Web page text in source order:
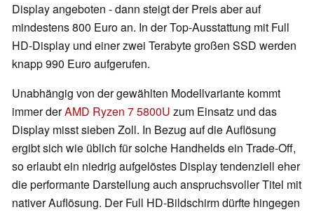
Display angeboten - dann steigt der Preis aber auf
mindestens 800 Euro an. In der Top-Ausstattung mit Full
HD-Display und einer zwei Terabyte großen SSD werden
knapp 990 Euro aufgerufen.
Unabhängig von der gewählten Modellvariante kommt
immer derAMD Ryzen 7 5800U zum Einsatz und das
Display misst sieben Zoll. In Bezug auf die Auflösung
ergibt sich wie üblich für solche Handhelds ein Trade-Off,
so erlaubt ein niedrig aufgelöstes Display tendenziell eher
die performante Darstellung auch anspruchsvoller Titel mit
nativer Auflösung. Der Full HD-Bildschirm dürfte hingegen